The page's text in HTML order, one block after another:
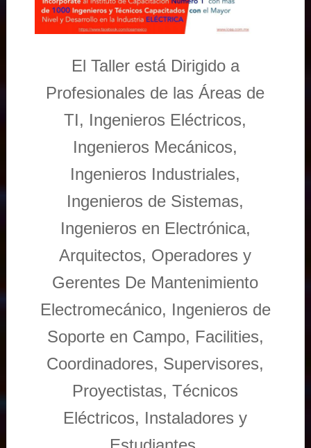
El Taller está Dirigido a
Profesionales de las Áreas de
TI, Ingenieros Eléctricos,
Ingenieros Mecánicos,
Ingenieros Industriales,
Ingenieros de Sistemas,
Ingenieros en Electrónica,
Arquitectos, Operadores y
Gerentes De Mantenimiento
Electromecánico, Ingenieros de
Soporte en Campo, Facilities,
Coordinadores, Supervisores,
Proyectistas, Técnicos
Eléctricos, Instaladores y